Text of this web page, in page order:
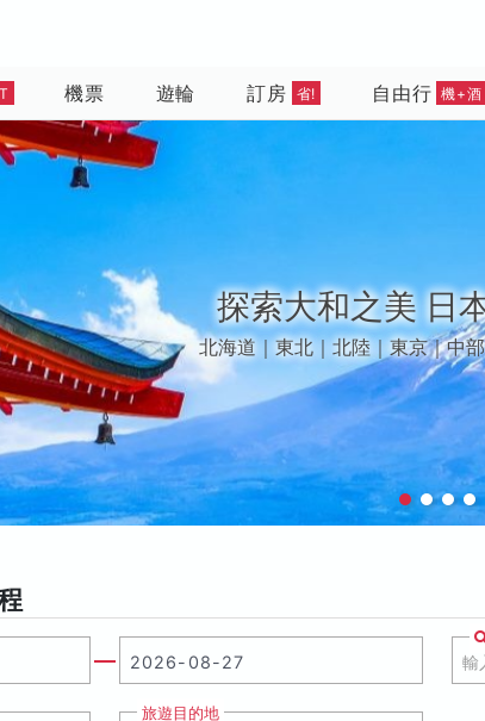
機票 遊輪 訂房 省! 自由行 機+酒
漫遊春夏
鬱金香花季 | 景觀列車 |
旅遊目的地